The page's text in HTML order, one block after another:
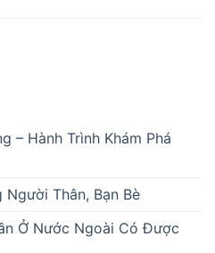
– Hành Trình Khám Phá
Thân, Bạn Bè
Ở Nước Ngoài Có Được